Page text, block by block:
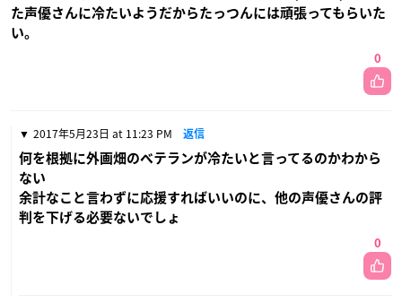
た声優さんに冷たいようだからたっつんには頑張ってもらいた
い。
0
2017年5月23日 at 11:23 PM 返信
何を根拠に外画畑のベテランが冷たいと言ってるのかわから
ない
余計なこと言わずに応援すればいいのに、他の声優さんの評
判を下げる必要ないでしょ
0